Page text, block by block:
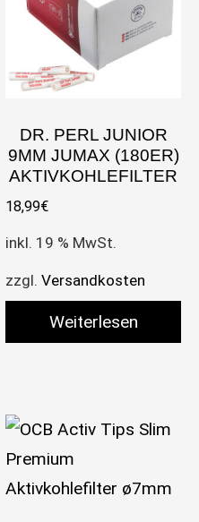
DR. PERL JUNIOR
9MM JUMAX (180ER)
AKTIVKOHLEFILTER
18,99€
inkl. 19 % MwSt.
zzgl.Versandkosten
Weiterlesen